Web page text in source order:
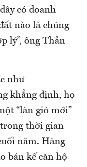
có doanh
nào là chúng
lý”, ông Thản
như
khẳng định, họ
“làn gió mới”
thời gian
năm. Hàng
bán kế căn hộ